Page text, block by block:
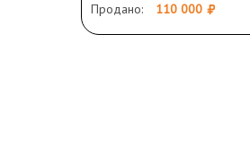
Продано: 110 000